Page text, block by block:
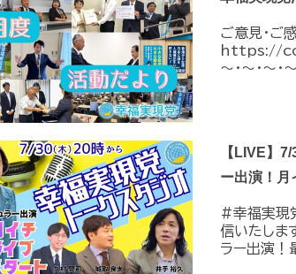
ご意見・ご
https://
～・～・～・
【LIVE】
ー出演！月
#幸福実現
信いたしま
ラー出演！